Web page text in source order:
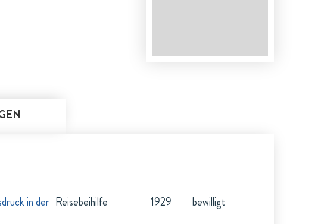
in der Reisebeihilfe 1929 bewilligt